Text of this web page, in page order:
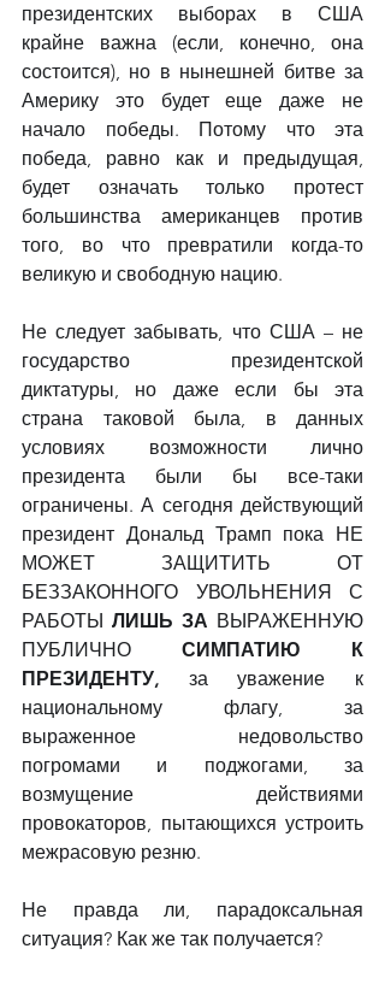
президентских выборах в США
крайне важна (если, конечно, она
состоится), но в нынешней битве за
Америку это будет еще даже не
начало победы. Потому что эта
победа, равно как и предыдущая,
будет означать только протест
большинства американцев против
того, во что превратили когда-то
великую и свободную нацию.
Не следует забывать, что США – не
государство президентской
диктатуры, но даже если бы эта
страна таковой была, в данных
условиях возможности лично
президента были бы все-таки
ограничены. А сегодня действующий
президент Дональд Трамп пока НЕ
МОЖЕТ ЗАЩИТИТЬ ОТ
БЕЗЗАКОННОГО УВОЛЬНЕНИЯ С
РАБОТЫ ЛИШЬ ЗА ВЫРАЖЕННУЮ
ПУБЛИЧНО СИМПАТИЮ К
ПРЕЗИДЕНТУ, за уважение к
национальному флагу, за
выраженное недовольство
погромами и поджогами, за
возмущение действиями
провокаторов, пытающихся устроить
межрасовую резню.
Не правда ли, парадоксальная
ситуация? Как же так получается?